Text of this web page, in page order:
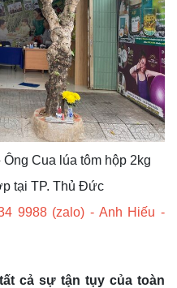
Ông Cua lúa tôm hộp 2kg
tại TP. Thủ Đức
9988 (zalo) - Anh Hiếu -
cả sự tận tụy của toàn